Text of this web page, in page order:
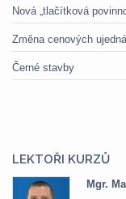
Nová „tlačítková
Změna cenových
Černé stavby
LEKTOŘI KURZŮ
Mgr.